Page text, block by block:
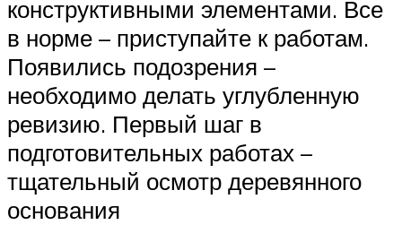
конструктивными элементами. Все
в норме – приступайте к работам.
Появились подозрения –
необходимо делать углубленную
ревизию. Первый шаг в
подготовительных работах –
тщательный осмотр деревянного
основания